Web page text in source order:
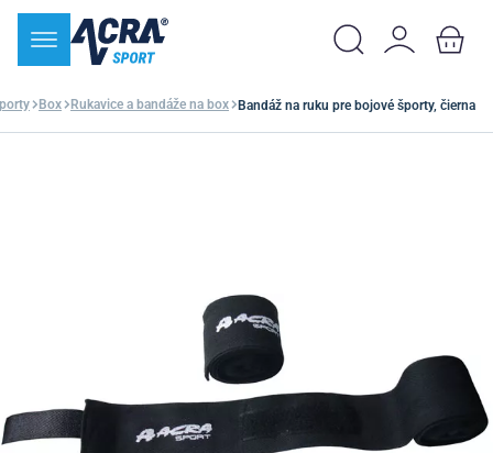
Box Rukavice a bandáže na box Bandáž na ruku pre bojové športy, čierna